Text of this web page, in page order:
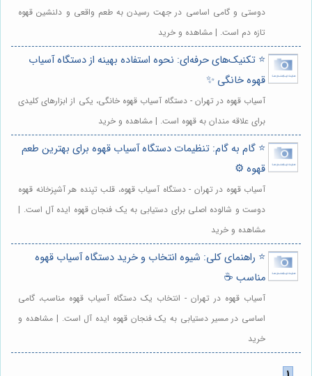
دوستی و گامی اساسی در جهت رسیدن به طعم واقعی و دلنشین قهوه
تازه دم است. | مشاهده و خرید
⭐️ تکنیک‌های حرفه‌ای: نحوه استفاده بهینه از دستگاه آسیاب
قهوه خانگی ✨
آسیاب قهوه در تهران - دستگاه آسیاب قهوه خانگی، یکی از ابزارهای کلیدی
برای علاقه مندان به قهوه است. | مشاهده و خرید
⭐️ گام به گام: تنظیمات دستگاه آسیاب قهوه برای بهترین طعم
قهوه ⚙️
آسیاب قهوه در تهران - دستگاه آسیاب قهوه، قلب تپنده هر آشپزخانه قهوه
دوست و شالوده اصلی برای دستیابی به یک فنجان قهوه ایده آل است. |
مشاهده و خرید
⭐️ راهنمای کلی: شیوه انتخاب و خرید دستگاه آسیاب قهوه
مناسب ☕️
آسیاب قهوه در تهران - انتخاب یک دستگاه آسیاب قهوه مناسب، گامی
اساسی در مسیر دستیابی به یک فنجان قهوه ایده آل است. | مشاهده و
خرید